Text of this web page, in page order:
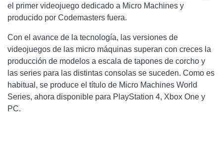
el primer videojuego dedicado a Micro Machines y
producido por Codemasters fuera.
Con el avance de la tecnología, las versiones de
videojuegos de las micro máquinas superan con creces la
producción de modelos a escala de tapones de corcho y
las series para las distintas consolas se suceden. Como es
habitual, se produce el título de Micro Machines World
Series, ahora disponible para PlayStation 4, Xbox One y
PC.